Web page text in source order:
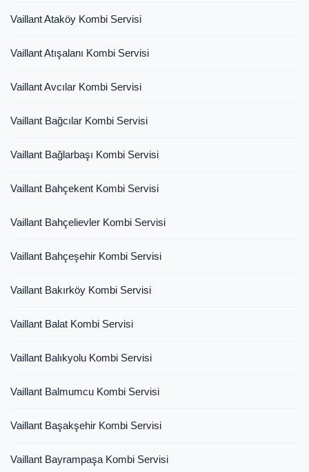
Vaillant Ataköy Kombi Servisi
Vaillant Atışalanı Kombi Servisi
Vaillant Avcılar Kombi Servisi
Vaillant Bağcılar Kombi Servisi
Vaillant Bağlarbaşı Kombi Servisi
Vaillant Bahçekent Kombi Servisi
Vaillant Bahçelievler Kombi Servisi
Vaillant Bahçeşehir Kombi Servisi
Vaillant Bakırköy Kombi Servisi
Vaillant Balat Kombi Servisi
Vaillant Balıkyolu Kombi Servisi
Vaillant Balmumcu Kombi Servisi
Vaillant Başakşehir Kombi Servisi
Vaillant Bayrampaşa Kombi Servisi